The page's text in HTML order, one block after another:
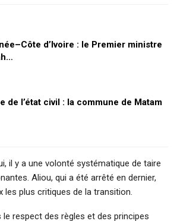
d’Ivoire : le Premier ministre
de l’état civil : la commune de Matam
il y a une volonté systématique de taire
Aliou, qui a été arrêté en dernier,
les plus critiques de la transition.
respect des règles et des principes